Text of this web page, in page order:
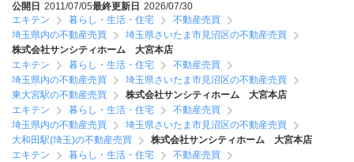
公開日 2011/07/05最終更新日 2026/07/30
エキテン
暮らし・生活・住宅
不動産売買
埼玉県内の不動産売買
埼玉県さいたま市見沼区の不動産売買
株式会社サンシティホーム 大宮本店
エキテン
暮らし・生活・住宅
不動産売買
埼玉県内の不動産売買
埼玉県さいたま市見沼区の不動産売買
東大宮駅の不動産売買
株式会社サンシティホーム 大宮本店
エキテン
暮らし・生活・住宅
不動産売買
埼玉県内の不動産売買
埼玉県さいたま市見沼区の不動産売買
大和田駅(埼玉)の不動産売買
株式会社サンシティホーム 大宮本店
エキテン
暮らし・生活・住宅
不動産売買